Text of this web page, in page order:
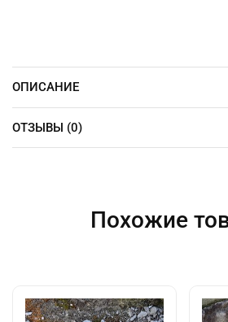
ОПИСАНИЕ
ОТЗЫВЫ (0)
Похожие